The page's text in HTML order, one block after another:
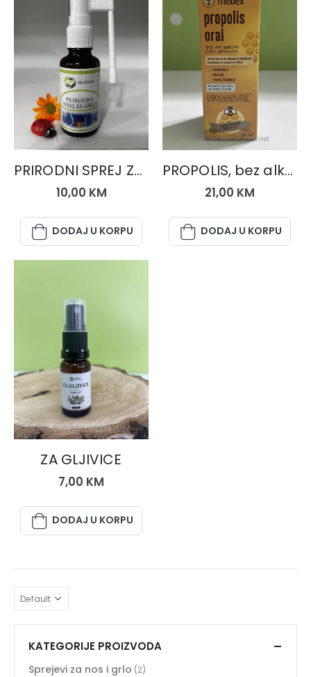
SPREJEVI ZA NOS I GRLO
PRIRODNI SPREJ ZA GRLO
10,00 KM
DODAJ U KORPU
MED I MEDNE MJEŠAVINE
PROPOLIS, bez alkohola
21,00 KM
DODAJ U KORPU
BILJNE KAPI,PRIRODNA KOZMETIKA,BILJNA ULJA
ZA GLJIVICE
7,00 KM
DODAJ U KORPU
KATEGORIJE PROIZVODA
Sprejevi za nos i grlo (2)